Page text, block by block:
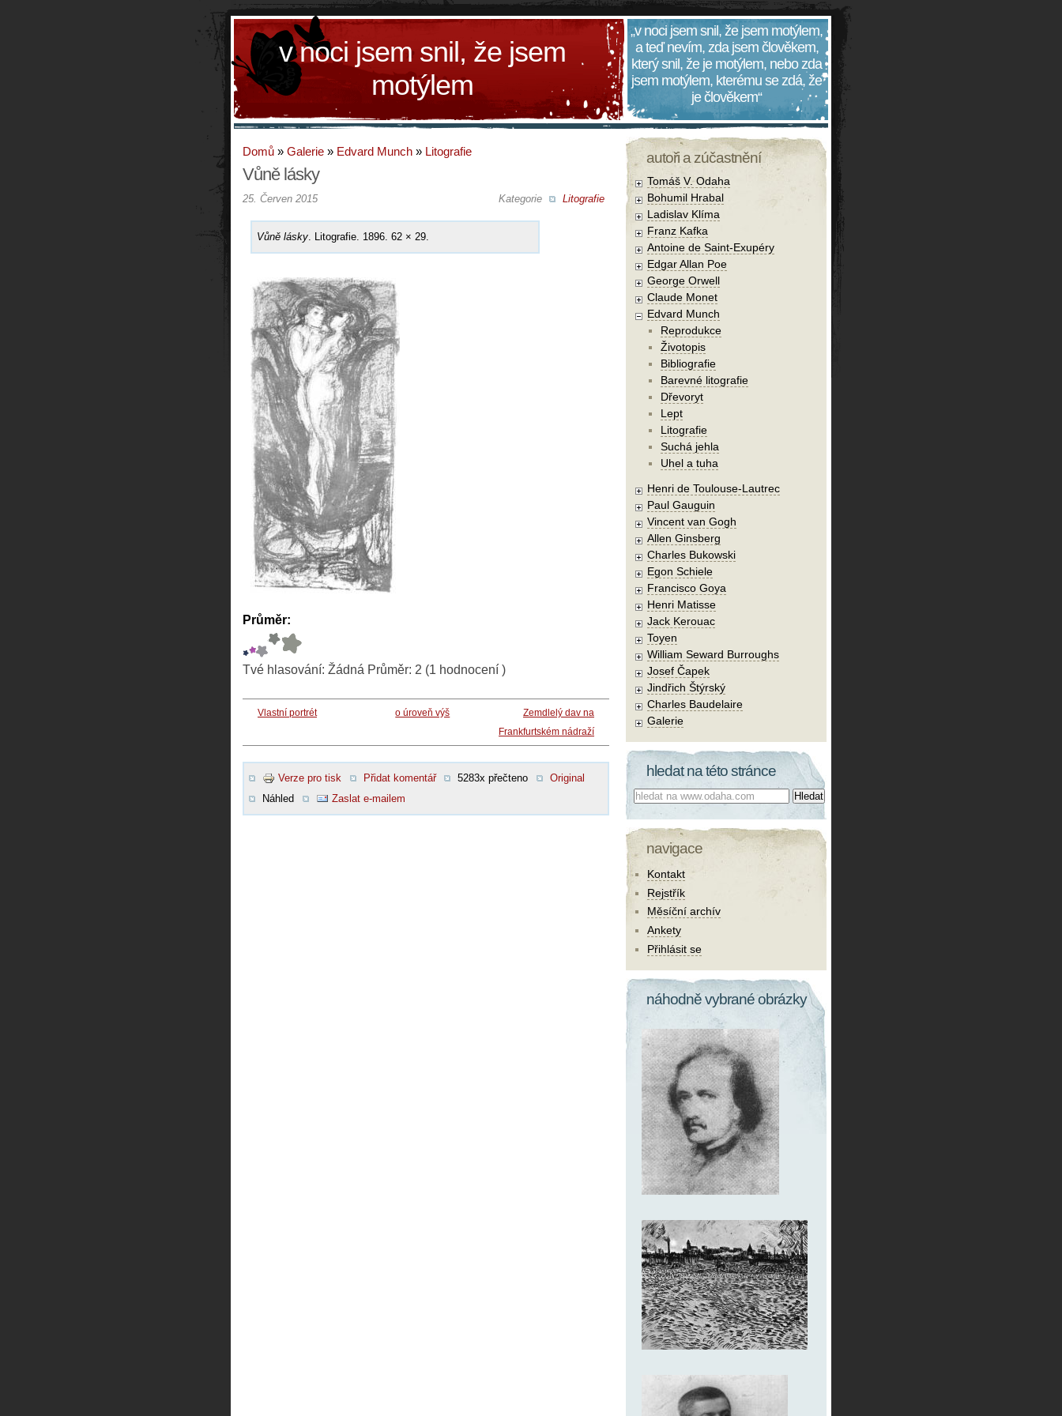
v noci jsem snil, že jsem
motýlem
„v noci jsem snil, že jsem motýlem,
a teď nevím, zda jsem člověkem,
který snil, že je motýlem, nebo zda
jsem motýlem, kterému se zdá, že
je člověkem“
Domů » Galerie » Edvard Munch » Litografie
Vůně lásky
Kategorie Litografie
25. Červen 2015
Vůně lásky . Litografie. 1896. 62 × 29.
Průměr:
Tvé hlasování: Žádná Průměr: 2 (1 hodnocení )
Vlastní portrét o úroveň výš
Zemdlelý dav na
Frankfurtském nádraží
Verze pro tisk Přidat komentář 5283x přečteno
Original
Náhled
Zaslat e-mailem
autoři a zúčastnění
Tomáš V. Odaha
Bohumil Hrabal
Ladislav Klíma
Franz Kafka
Antoine de Saint-Exupéry
Edgar Allan Poe
George Orwell
Claude Monet
Edvard Munch
Reprodukce
Životopis
Bibliografie
Barevné litografie
Dřevoryt
Lept
Litografie
Suchá jehla
Uhel a tuha
Henri de Toulouse-Lautrec
Paul Gauguin
Vincent van Gogh
Allen Ginsberg
Charles Bukowski
Egon Schiele
Francisco Goya
Henri Matisse
Jack Kerouac
Toyen
William Seward Burroughs
Josef Čapek
Jindřich Štýrský
Charles Baudelaire
Galerie
hledat na této stránce
Co hledat:
navigace
Kontakt
Rejstřík
Měsíční archív
Ankety
Přihlásit se
náhodně vybrané obrázky